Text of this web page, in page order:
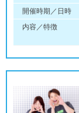
開催時期／日時
内容／特徴